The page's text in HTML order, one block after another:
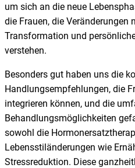
um sich an die neue
die Frauen, die
Transformation und
verstehen.
Besonders gut haben uns die
Handlungsempfehlungen, die
integrieren können, und die
Behandlungsmöglichkeiten
sowohl die
Lebensstiländerungen wie
Stressreduktion. Diese